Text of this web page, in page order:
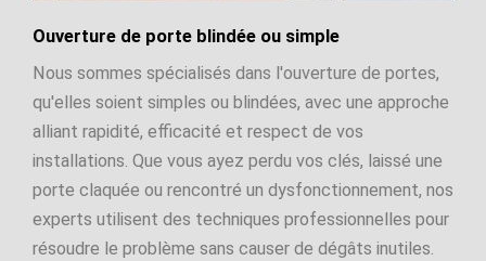
Ouverture de porte blindée ou simple
Nous sommes spécialisés dans l'ouverture de portes,
qu'elles soient simples ou blindées, avec une approche
alliant rapidité, efficacité et respect de vos
installations. Que vous ayez perdu vos clés, laissé une
porte claquée ou rencontré un dysfonctionnement, nos
experts utilisent des techniques professionnelles pour
résoudre le problème sans causer de dégâts inutiles.